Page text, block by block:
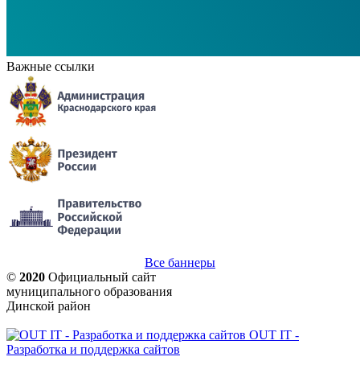
Важные ссылки
Все баннеры
© 2020 Официальный сайт
муниципального образования
Динской район
OUT IT -
Разработка и поддержка сайтов